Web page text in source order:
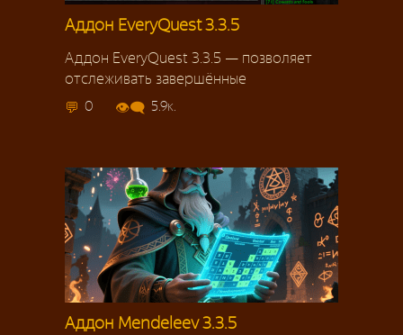
Аддон EveryQuest 3.3.5
Аддон EveryQuest 3.3.5 — позволяет
отслеживать завершённые
0 5.9к.
Аддон Mendeleev 3.3.5